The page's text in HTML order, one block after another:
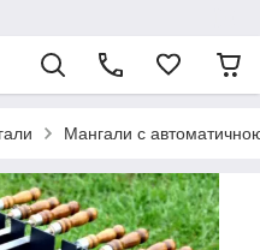
Мангали с